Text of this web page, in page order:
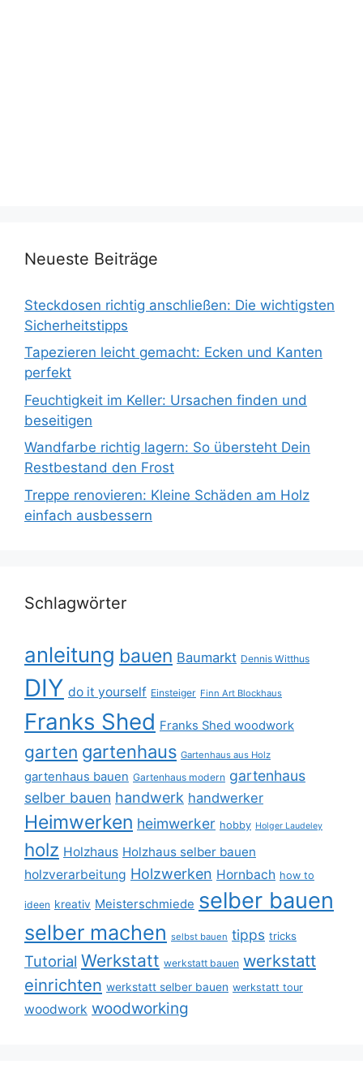
Neueste Beiträge
Steckdosen richtig anschließen: Die wichtigsten
Sicherheitstipps
Tapezieren leicht gemacht: Ecken und Kanten
perfekt
Feuchtigkeit im Keller: Ursachen finden und
beseitigen
Wandfarbe richtig lagern: So übersteht Dein
Restbestand den Frost
Treppe renovieren: Kleine Schäden am Holz
einfach ausbessern
Schlagwörter
anleitung bauen Baumarkt Dennis Witthus
DIY do it yourself Einsteiger Finn Art Blockhaus
Franks Shed Franks Shed woodwork
garten gartenhaus Gartenhaus aus Holz
gartenhaus bauen Gartenhaus modern gartenhaus
selber bauen handwerk handwerker
Heimwerken heimwerker hobby Holger Laudeley
holz Holzhaus Holzhaus selber bauen
holzverarbeitung Holzwerken Hornbach how to
ideen kreativ Meisterschmiede selber bauen
selber machen selbst bauen tipps tricks
Tutorial Werkstatt werkstatt bauen werkstatt
einrichten werkstatt selber bauen werkstatt tour
woodwork woodworking